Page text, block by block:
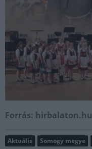
Forrás: hirbalaton.hu
Aktuális Somogy megye